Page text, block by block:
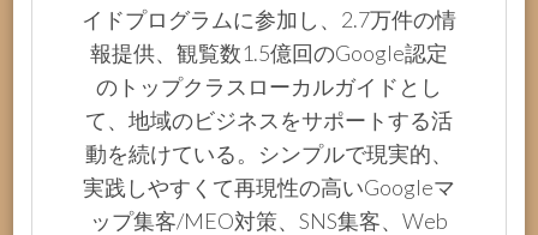
イドプログラムに参加し、2.7万件の情
報提供、観覧数1.5億回のGoogle認定
のトップクラスローカルガイドとし
て、地域のビジネスをサポートする活
動を続けている。シンプルで現実的、
実践しやすくて再現性の高いGoogleマ
ップ集客/MEO対策、SNS集客、Web